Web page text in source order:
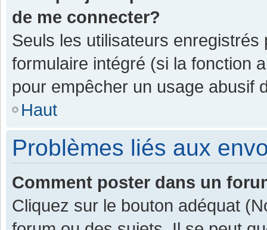
de me connecter?
Seuls les utilisateurs enregistrés
formulaire intégré (si la fonction
pour empêcher un usage abusif
Haut
Problèmes liés aux
Comment poster dans un
Cliquez sur le bouton adéquat